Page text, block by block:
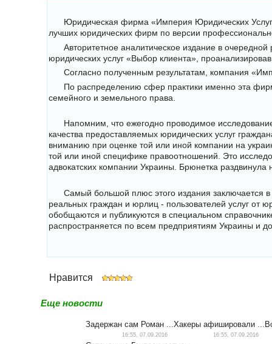
Юридическая фирма «Империя Юридических
лучших юридических фирм по версии
Авторитетное аналитическое издание в
юридических услуг «Выбор клиента»,
Согласно полученным результатам, компания
По распределению сфер практики именно эта
семейного и земельного права.
Напомним, что ежегодно проводимое
качества предоставляемых юридических услуг
вниманию при оценке той или иной компании на
той или иной специфике правоотношений. Это
адвокатских компании Украины. Брюнетка раздвинула
Самый большой плюс этого издания заключается
реальных граждан и юрлиц - пользователей услуг от
обобщаются и публикуются в специальном
распространяется по всем предприятиям Украины и
Нравится
Рейтинг статьи:
Еще новости
Задержан сам Роман ...
16:55, 07.09.2016
Хакеры афишировали ...
16:55, 07.09.2016